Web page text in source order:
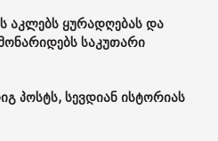
აკლებს ყურადღებას და
საკუთარი
პოსტს, სევდიან ისტორიას